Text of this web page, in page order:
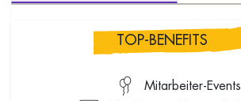
TOP-BENEFITS
Mitarbeiter-Events